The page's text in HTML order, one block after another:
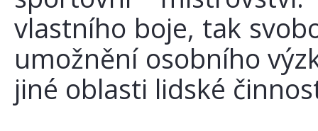
vlastního boje, tak
umožnění osobního
jiné oblasti lidské